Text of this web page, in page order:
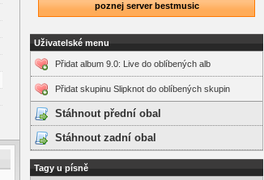
poznej server bestmusic
Uživatelské menu
Přidat album 9.0: Live do oblíbených alb
Přidat skupinu Slipknot do oblíbených skupin
Stáhnout přední obal
Stáhnout zadní obal
Tagy u písně